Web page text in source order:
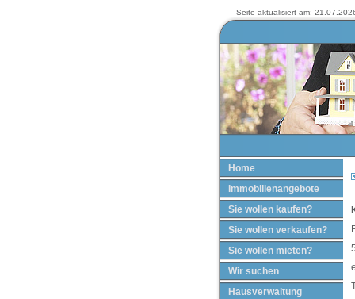
Seite aktualisiert am:
Home
Immobilienangebote
Sie wollen kaufen?
Sie wollen verkaufen?
Sie wollen mieten?
Wir suchen
Hausverwaltung